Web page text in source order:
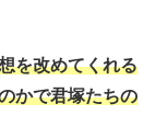
を改めてくれる
かで君塚たちの